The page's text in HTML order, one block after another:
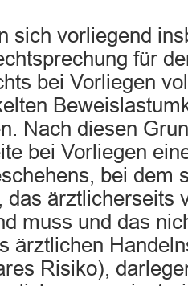
sich vorliegend
für
bei Vorliegen
Nach diesen
bei Vorliegen
bei dem
das ärztlicherseits
muss und das
ärztlichen
Risiko),